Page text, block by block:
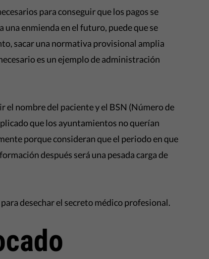
para conseguir que los pagos se
una enmienda en el futuro, puede que se
sacar una normativa provisional amplia
es un ejemplo de administración
nombre del paciente y el BSN (Número de
que los ayuntamientos no querían
porque consideran que el periodo en que
después será una pesada carga de
desechar el secreto médico profesional.